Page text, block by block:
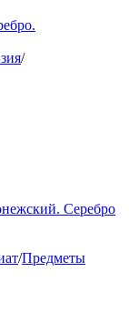
/
Серебро
/Предметы